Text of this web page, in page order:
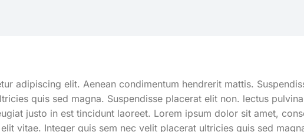
adipiscing elit. Aenean condimentum hendrerit mattis.
quis sed magna. Suspendisse placerat elit non. lectus
justo in est tincidunt laoreet. Lorem ipsum dolor sit amet,
vitae. Integer quis sem nec velit placerat ultricies quis sed